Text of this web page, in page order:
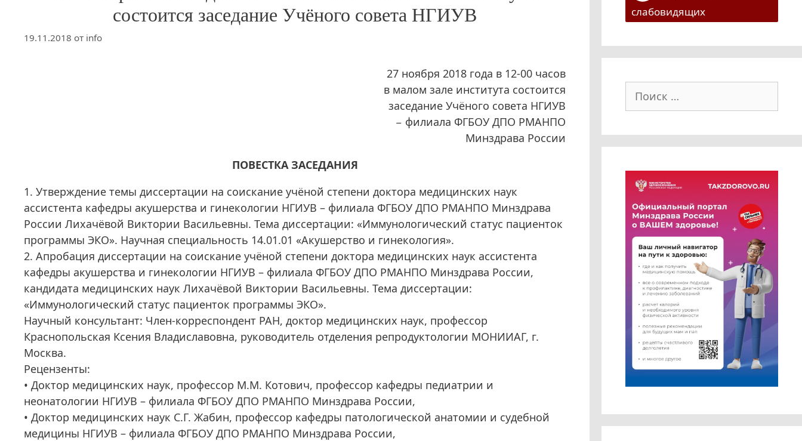
состоится заседание Учёного совета НГИУВ
19.11.2018 от info
27 ноября 2018 года в 12-00 часов
в малом зале института состоится
заседание Учёного совета НГИУВ
− филиала ФГБОУ ДПО РМАНПО
Минздрава России
ПОВЕСТКА ЗАСЕДАНИЯ
1. Утверждение темы диссертации на соискание учёной степени доктора медицинских наук
ассистента кафедры акушерства и гинекологии НГИУВ – филиала ФГБОУ ДПО РМАНПО Минздрава
России Лихачёвой Виктории Васильевны. Тема диссертации: «Иммунологический статус пациенток
программы ЭКО». Научная специальность 14.01.01 «Акушерство и гинекология».
2. Апробация диссертации на соискание учёной степени доктора медицинских наук ассистента
кафедры акушерства и гинекологии НГИУВ – филиала ФГБОУ ДПО РМАНПО Минздрава России,
кандидата медицинских наук Лихачёвой Виктории Васильевны. Тема диссертации:
«Иммунологический статус пациенток программы ЭКО».
Научный консультант: Член-корреспондент РАН, доктор медицинских наук, профессор
Краснопольская Ксения Владиславовна, руководитель отделения репродуктологии МОНИИАГ, г.
Москва.
Рецензенты:
• Доктор медицинских наук, профессор М.М. Котович, профессор кафедры педиатрии и
неонатологии НГИУВ – филиала ФГБОУ ДПО РМАНПО Минздрава России,
• Доктор медицинских наук С.Г. Жабин, профессор кафедры патологической анатомии и судебной
медицины НГИУВ – филиала ФГБОУ ДПО РМАНПО Минздрава России,
слабовидящих